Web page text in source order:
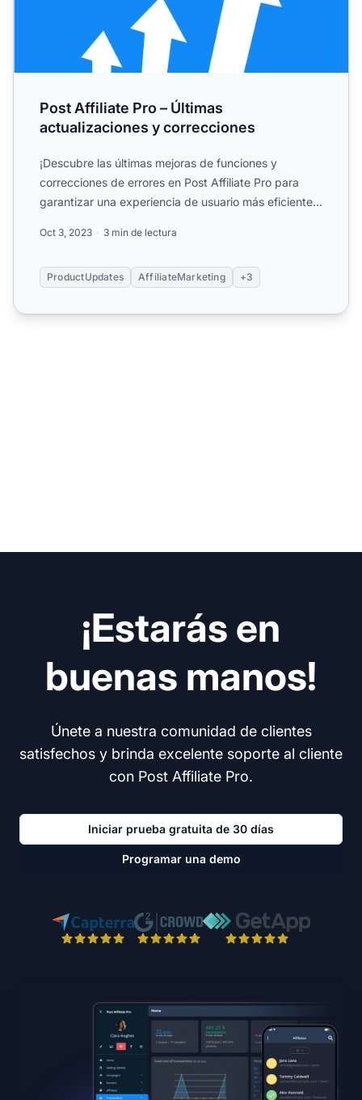
Post Affiliate Pro – Últimas
actualizaciones y correcciones
¡Descubre las últimas mejoras de funciones y
correcciones de errores en Post Affiliate Pro para
garantizar una experiencia de usuario más eficiente y
Oct 3, 2023 3 min de lectura
ProductUpdates AffiliateMarketing +3
¡Estarás en
buenas manos!
Únete a nuestra comunidad de clientes
satisfechos y brinda excelente soporte al cliente
con Post Affiliate Pro.
Iniciar prueba gratuita de 30 días
Programar una demo